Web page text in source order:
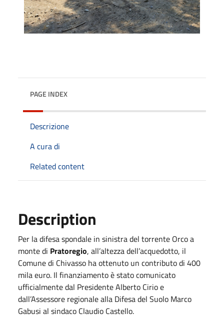
PAGE INDEX
Descrizione
A cura di
Related content
Description
Per la difesa spondale in sinistra del torrente Orco a
monte di Pratoregio, all’altezza dell’acquedotto, il
Comune di Chivasso ha ottenuto un contributo di 400
mila euro. Il finanziamento è stato comunicato
ufficialmente dal Presidente Alberto Cirio e
dall’Assessore regionale alla Difesa del Suolo Marco
Gabusi al sindaco Claudio Castello.